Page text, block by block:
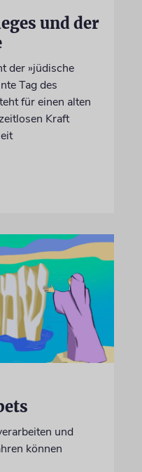
und der
der »jüdische
Tag des
für einen alten
Kraft
und
können